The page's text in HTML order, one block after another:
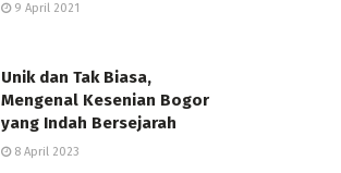
9 April 2021
Unik dan Tak Biasa,
Mengenal Kesenian Bogor
yang Indah Bersejarah
8 April 2023